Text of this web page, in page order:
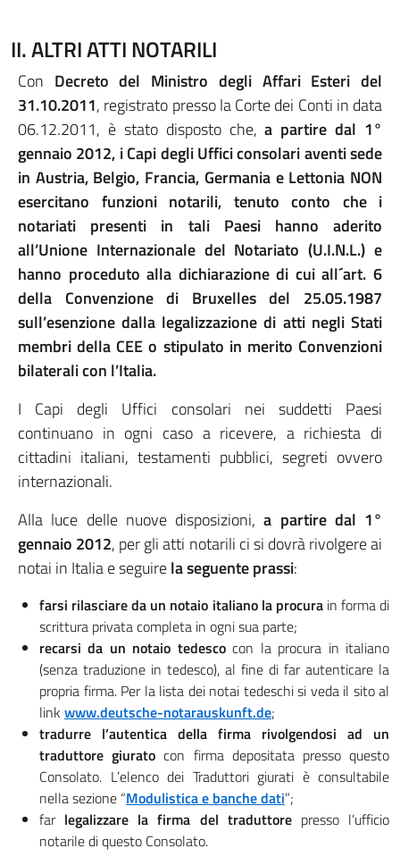
II. ALTRI ATTI NOTARILI
Con Decreto del Ministro degli Affari Esteri del
31.10.2011, registrato presso la Corte dei Conti in data
06.12.2011, è stato disposto che,a partire dal 1°
gennaio 2012, i Capi degli Uffici consolari aventi sede
in Austria, Belgio, Francia, Germania e Lettonia NON
esercitano funzioni notarili, tenuto conto che i
notariati presenti in tali Paesi hanno aderito
all’Unione Internazionale del Notariato (U.I.N.L.) e
hanno proceduto alla dichiarazione di cui all´art. 6
della Convenzione di Bruxelles del 25.05.1987
sull’esenzione dalla legalizzazione di atti negli Stati
membri della CEE o stipulato in merito Convenzioni
bilaterali con l’Italia.
I Capi degli Uffici consolari nei suddetti Paesi
continuano in ogni caso a ricevere, a richiesta di
cittadini italiani, testamenti pubblici, segreti ovvero
internazionali.
Alla luce delle nuove disposizioni,a partire dal 1°
gennaio 2012, per gli atti notarili ci si dovrà rivolgere ai
notai in Italia e seguirela seguente prassi:
farsi rilasciare da un notaio italiano la procurain forma di
scrittura privata completa in ogni sua parte;
recarsi da un notaio tedescocon la procura in italiano
(senza traduzione in tedesco), al fine di far autenticare la
propria firma. Per la lista dei notai tedeschi si veda il sito al
link www.deutsche-notarauskunft.de;
tradurre l’autentica della firma rivolgendosi ad un
traduttore giurato con firma depositata presso questo
Consolato. L’elenco dei Traduttori giurati è consultabile
nella sezione “Modulistica e banche dati”;
far legalizzare la firma del traduttorepresso l’ufficio
notarile di questo Consolato.